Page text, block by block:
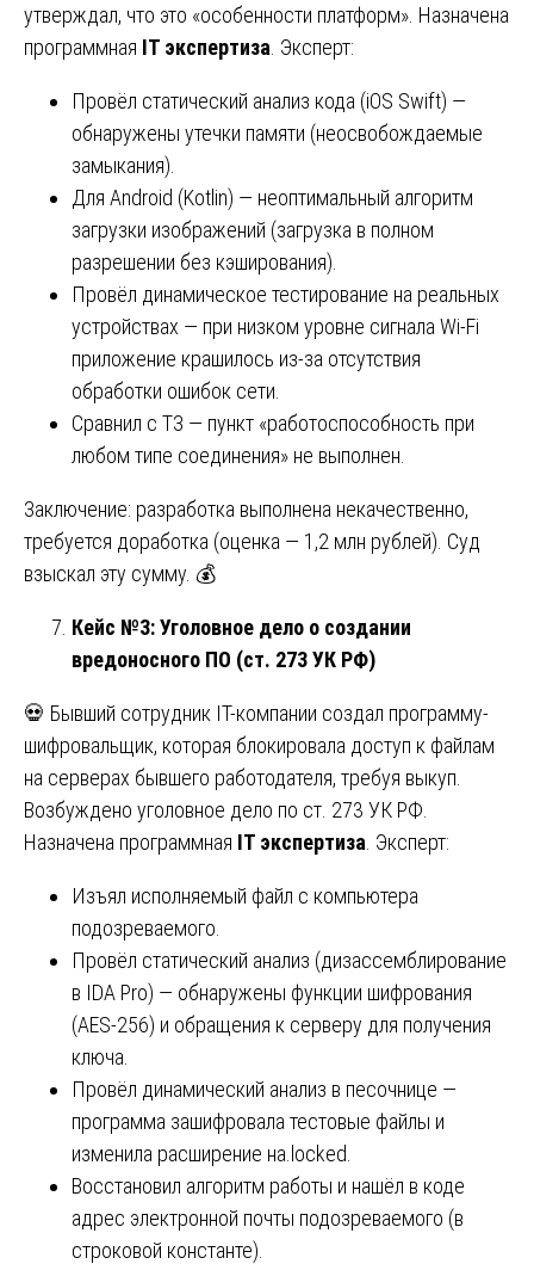
утверждал, что это «особенности платформ». Назначена
программная IT экспертиза . Эксперт:
Провёл статический анализ кода (iOS Swift) —
обнаружены утечки памяти (неосвобождаемые
замыкания).
Для Android (Kotlin) — неоптимальный алгоритм
загрузки изображений (загрузка в полном
разрешении без кэширования).
Провёл динамическое тестирование на реальных
устройствах — при низком уровне сигнала Wi-Fi
приложение крашилось из-за отсутствия
обработки ошибок сети.
Сравнил с ТЗ — пункт «работоспособность при
любом типе соединения» не выполнен.
Заключение: разработка выполнена некачественно,
требуется доработка (оценка — 1,2 млн рублей). Суд
взыскал эту сумму. 💰
Кейс №3: Уголовное дело о создании
вредоносного ПО (ст. 273 УК РФ)
💀 Бывший сотрудник IT-компании создал программу-
шифровальщик, которая блокировала доступ к файлам
на серверах бывшего работодателя, требуя выкуп.
Возбуждено уголовное дело по ст. 273 УК РФ.
Назначена программная IT экспертиза . Эксперт:
Изъял исполняемый файл с компьютера
подозреваемого.
Провёл статический анализ (дизассемблирование
в IDA Pro) — обнаружены функции шифрования
(AES-256) и обращения к серверу для получения
ключа.
Провёл динамический анализ в песочнице —
программа зашифровала тестовые файлы и
изменила расширение на.locked.
Восстановил алгоритм работы и нашёл в коде
адрес электронной почты подозреваемого (в
строковой константе).